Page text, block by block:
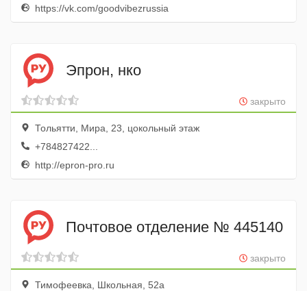
https://vk.com/goodvibezrussia
Эпрон, нко
закрыто
Тольятти, Мира, 23, цокольный этаж
+784827422...
http://epron-pro.ru
Почтовое отделение № 445140
закрыто
Тимофеевка, Школьная, 52а